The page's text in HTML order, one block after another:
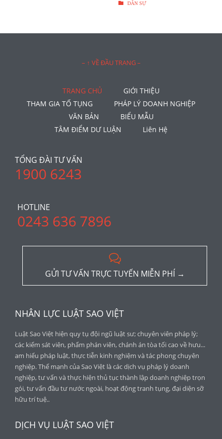
 DÂN SỰ
– ↑ VỀ ĐẦU TRANG –
TRANG CHỦ
GIỚI THIỆU
THAM GIA TỐ TỤNG
PHÁP LÝ DOANH NGHIỆP
VĂN BẢN
BIỂU MẪU
TÂM ĐIỂM DƯ LUẬN
Liên Hệ
TỔNG ĐÀI TƯ VẤN
1900 6243
HOTLINE
0243 636 7896

GỬI TƯ VẤN TRỰC TUYẾN MIỄN PHÍ →
NHÂN LỰC LUẬT SAO VIỆT
Luật Sao Việt hiện quy tụ đội ngũ luật sư; chuyên viên pháp lý;
các kiểm sát viên, phẩm phán viên, chánh án tòa tối cao về hưu...
am hiểu pháp luật, thực tiễn kinh nghiệm và tác phong chuyên
nghiệp. Thế mạnh của Sao Việt là các dịch vụ pháp lý doanh
nghiệp, tư vấn và thực hiện thủ tục thành lập doanh nghiệp trọn
gói, tư vấn đầu tư nước ngoài, hoạt động tranh tụng, đại diện sỡ
hữu trí tuệ..
DỊCH VỤ LUẬT SAO VIỆT